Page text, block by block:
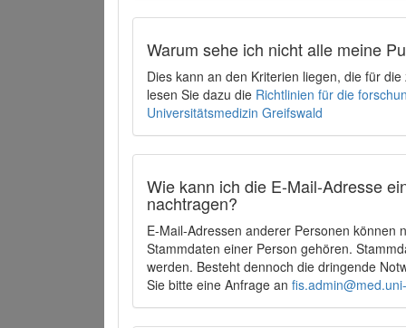
Warum sehe ich nicht alle meine
Dies kann an den Kriterien liegen, die für
lesen Sie dazu die Richtlinien für die
Universitätsmedizin Greifswald
Wie kann ich die E-Mail-Adresse
nachtragen?
E-Mail-Adressen anderer Personen können
Stammdaten einer Person gehören.
werden. Besteht dennoch die dringende
Sie bitte eine Anfrage an